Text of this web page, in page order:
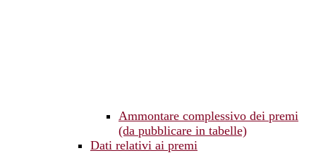
Ammontare complessivo dei premi
(da pubblicare in tabelle)
Dati relativi ai premi